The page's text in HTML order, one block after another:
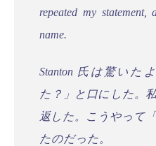
repeated my
name.
Stanton 氏は驚いた
た？」と口にした。
返した。こうやって
たのだった。